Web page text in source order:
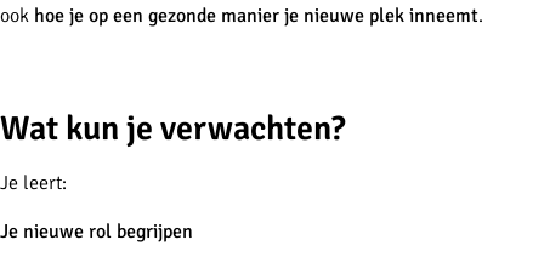
ook hoe je op een gezonde manier je nieuwe plek inneemt.
Wat kun je verwachten?
Je leert:
Je nieuwe rol begrijpen